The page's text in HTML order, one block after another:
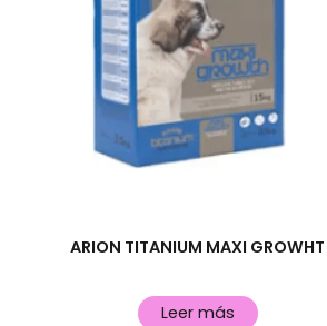
ARION TITANIUM MAXI GROWHT
Leer más